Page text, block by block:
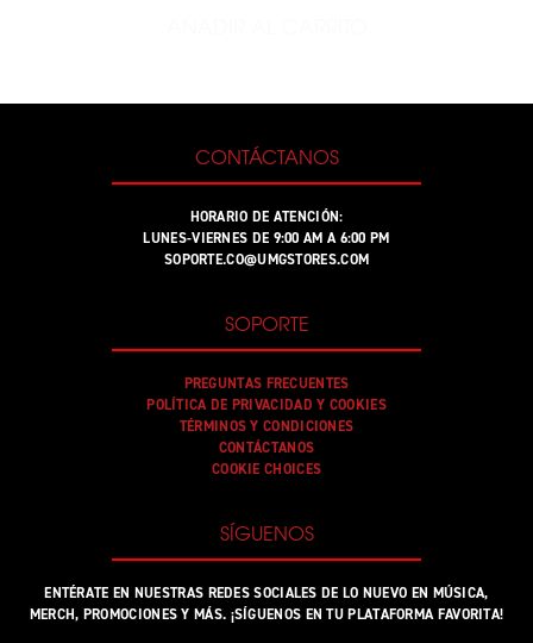
CONTÁCTANOS
HORARIO DE ATENCIÓN:
LUNES-VIERNES DE 9:00 AM A 6:00 PM
SOPORTE.CO@UMGSTORES.COM
SOPORTE
PREGUNTAS FRECUENTES
POLÍTICA DE PRIVACIDAD Y COOKIES
TÉRMINOS Y CONDICIONES
CONTÁCTANOS
COOKIE CHOICES
SÍGUENOS
ENTÉRATE EN NUESTRAS REDES SOCIALES DE LO NUEVO EN MÚSICA,
MERCH, PROMOCIONES Y MÁS. ¡SÍGUENOS EN TU PLATAFORMA FAVORITA!